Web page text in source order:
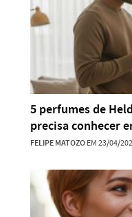
5 perfumes de
precisa conhecer
FELIPE MATOZOEM 23/04/